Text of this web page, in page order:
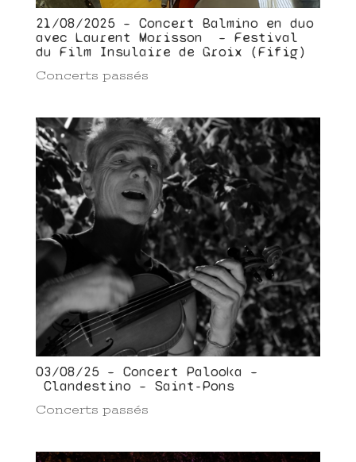
21/08/2025 – Concert Balmino en duo
avec Laurent Morisson – Festival
du Film Insulaire de Groix (Fifig)
Concerts passés
03/08/25 – Concert Palooka –
Clandestino – Saint-Pons
Concerts passés